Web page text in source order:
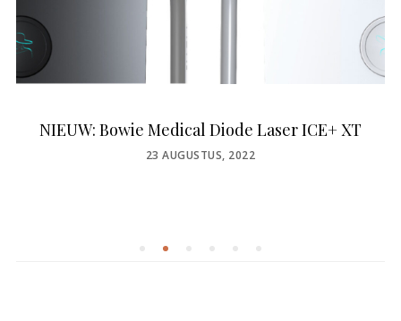
NIEUW: Bowie Medical Diode Laser ICE+ XT
POSTED
23 AUGUSTUS, 2022